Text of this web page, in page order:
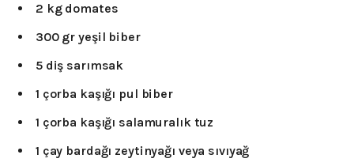
2 kg domates
300 gr yeşil biber
5 diş sarımsak
1 çorba kaşığı pul biber
1 çorba kaşığı salamuralık tuz
1 çay bardağı zeytinyağı veya sıvıyağ